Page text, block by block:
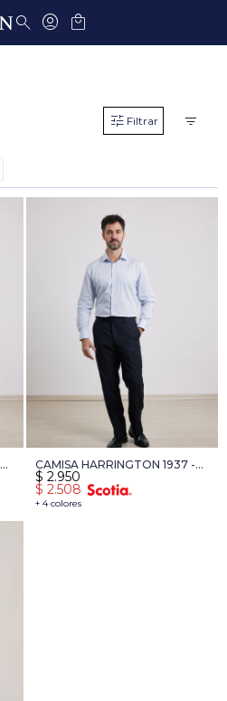
CAMISA HARRINGTON 1937 -
CELESTE
+ 4 colores
$ 2.950
$ 2.508